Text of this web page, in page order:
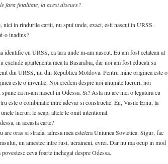
fara finalitate, la acest discurs?
in rindurile cartii, nu spui unde, exact, esti nascut in URSS.
o inadins?
identific cu URSS, ca tara unde m-am nascut. Eu am fost cetatean al
apartenenta mea la Basarabia, dar noi am fost educati sa
din URSS, nu din Republica Moldova. Pentru mine originea este o
este o inventie. Noi credem despre noi anumite lucruri, noi
ca m-am nascut in Odessa. Si? Asta nu are nici o legatura cu
este o combinatie intre adevar si constructie. Eu, Vasile Ernu, la
lucruri le scap, altele le omit intentionat.
in aceasta carte?
are oras si strada, adresa mea este/era Uniunea Sovietica. Sigur, fac
un amestec intre rusi, ucraineni, evrei. Dar nu ma ocup in mod
ceva foarte inchegat despre Odessa.